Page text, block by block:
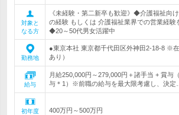
対象と
なる方
《未経験・第二新卒も歓迎》◆介護福祉向
の経験 もしくは 介護福祉業界での営業経験
◆20～50代男女活躍中
勤務地
●東京本社 東京都千代田区外神田2-18-8 ※
あり）
給与
月給250,000円～279,000円＋諸手当 + 賞与
与＊1）※前職の給与を最大限考慮し、決定…
初年度
400万円～500万円